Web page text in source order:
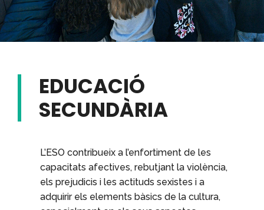
EDUCACIÓ
SECUNDÀRIA
L’ESO contribueix a l’enfortiment de les
capacitats afectives, rebutjant la violència,
els prejudicis i les actituds sexistes i a
adquirir els elements bàsics de la cultura,